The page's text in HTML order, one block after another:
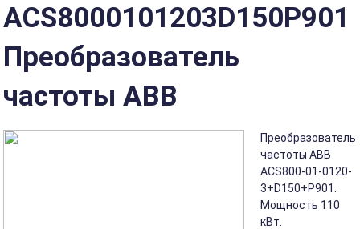
ACS8000101203D150P901
Преобразователь
частоты ABB
Преобразователь
частоты ABB
ACS800-01-0120-
3+D150+P901.
Мощность 110
кВт.